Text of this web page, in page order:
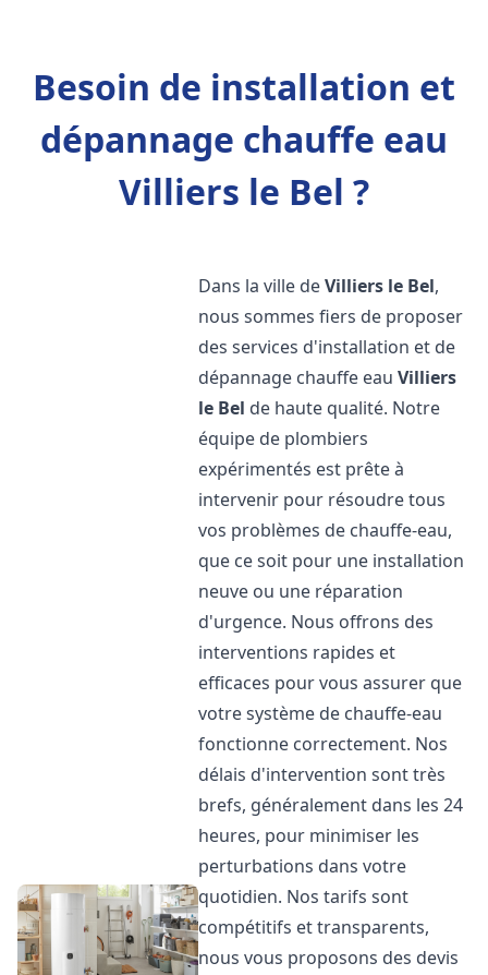
Besoin de installation et
dépannage chauffe eau
Villiers le Bel ?
Dans la ville deVilliers le Bel,
nous sommes fiers de proposer
des services d'installation et de
dépannage chauffe eauVilliers
le Bel de haute qualité. Notre
équipe de plombiers
expérimentés est prête à
intervenir pour résoudre tous
vos problèmes de chauffe-eau,
que ce soit pour une installation
neuve ou une réparation
d'urgence. Nous offrons des
interventions rapides et
efficaces pour vous assurer que
votre système de chauffe-eau
fonctionne correctement. Nos
délais d'intervention sont très
brefs, généralement dans les 24
heures, pour minimiser les
perturbations dans votre
quotidien. Nos tarifs sont
compétitifs et transparents,
nous vous proposons des devis